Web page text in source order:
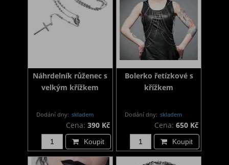
Náhrdelník růženec s
velkým křížkem
Dodání dny: skladem
Cena: 390 Kč
Koupit
Bolerko řetízkové s
křížkem
Dodání dny: skladem
Cena: 650 Kč
Koupit